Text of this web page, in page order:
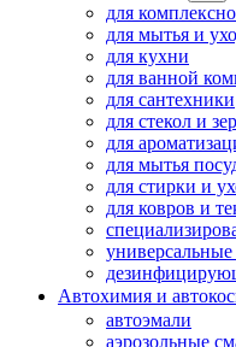
для
для мытья и
для кухни
для ванной
для сантехники
для стекол и
для
для мытья
для стирки и
для ковров и
универсальные
Автохимия и
автоэмали
аэрозольные